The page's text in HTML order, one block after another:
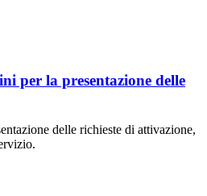
per la presentazione delle
delle richieste di attivazione,